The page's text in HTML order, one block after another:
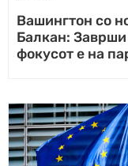
Вашингтон со
Балкан:
фокусот е на